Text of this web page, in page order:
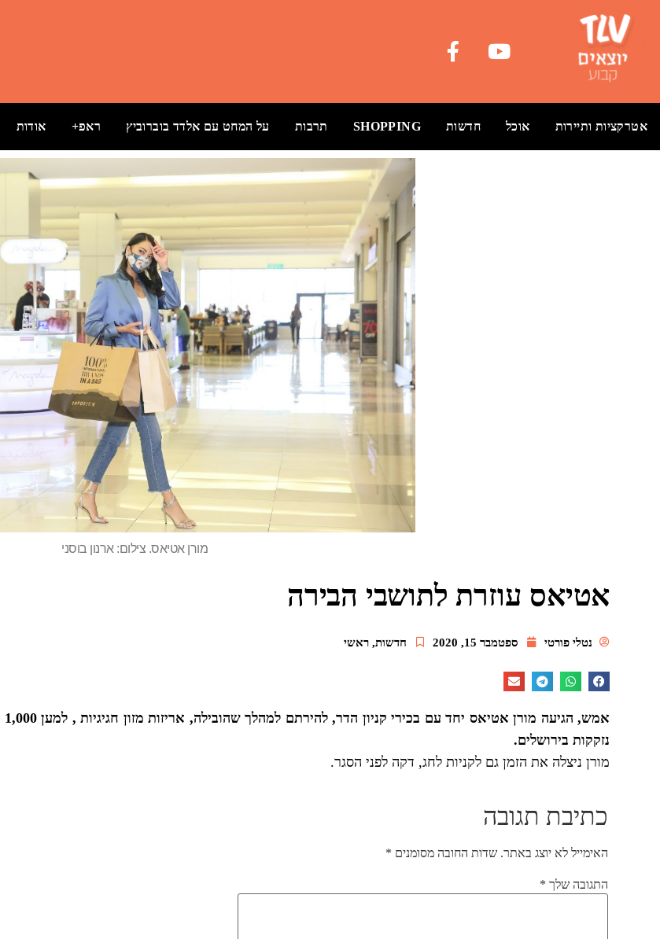
אטרקציות ותיירות אוכל חדשות SHOPPING תרבות על המחט עם אלדד בוברוביץ ראפ+ אודות
מורן אטיאס. צילום: ארנון בוסני
אטיאס עוזרת לתושבי הבירה
נטלי פורטי ספטמבר 15, 2020 חדשות, ראשי
נזקקות בירושלים.
מורן ניצלה את הזמן גם לקניות לחג, דקה לפני הסגר.
כתיבת תגובה
האימייל לא יוצג באתר. שדות החובה מסומנים *
התגובה שלך *